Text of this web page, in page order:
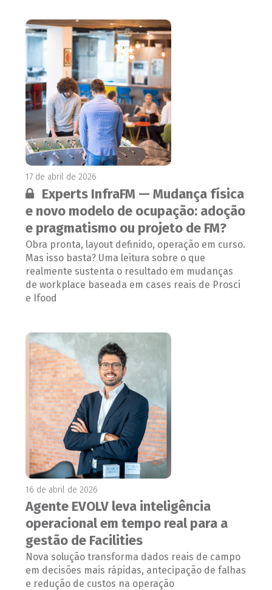
17 de abril de 2026
Conteúdo restrito:
Experts InfraFM — Mudança física
e novo modelo de ocupação: adoção
e pragmatismo ou projeto de FM?
Obra pronta, layout definido, operação em curso.
Mas isso basta? Uma leitura sobre o que
realmente sustenta o resultado em mudanças
de workplace baseada em cases reais de Prosci
e Ifood
16 de abril de 2026
Agente EVOLV leva inteligência
operacional em tempo real para a
gestão de Facilities
Nova solução transforma dados reais de campo
em decisões mais rápidas, antecipação de falhas
e redução de custos na operação